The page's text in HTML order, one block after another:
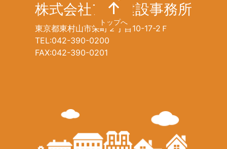
株式会社アイ建設事務所
東京都東村山市栄町２丁目10-17-2Ｆ
TEL:042-390-0200
FAX:042-390-0201